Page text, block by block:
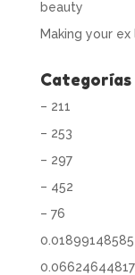
beauty
Making your
Categorías
– 211
– 253
– 297
– 452
– 76